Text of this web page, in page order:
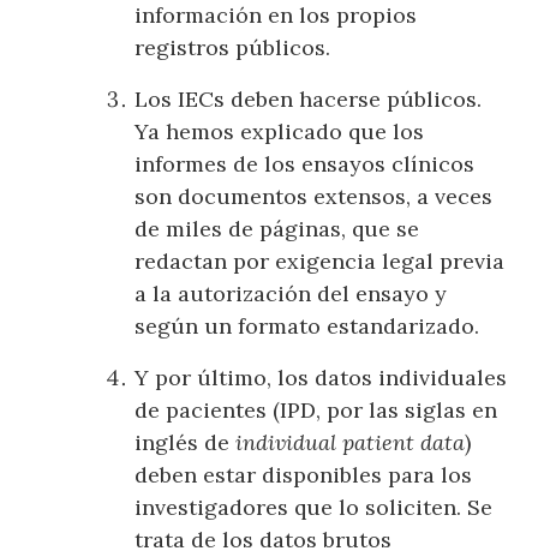
información en los propios
registros públicos.
Los IECs deben hacerse públicos.
Ya hemos explicado que los
informes de los ensayos clínicos
son documentos extensos, a veces
de miles de páginas, que se
redactan por exigencia legal previa
a la autorización del ensayo y
según un formato estandarizado.
Y por último, los datos individuales
de pacientes (IPD, por las siglas en
inglés deindividual patient data)
deben estar disponibles para los
investigadores que lo soliciten. Se
trata de los datos brutos